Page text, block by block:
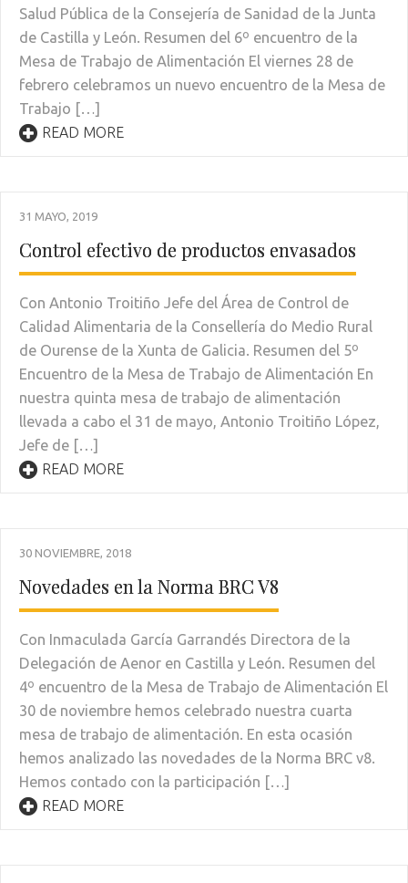
Salud Pública de la Consejería de Sanidad de la Junta
de Castilla y León. Resumen del 6º encuentro de la
Mesa de Trabajo de Alimentación El viernes 28 de
febrero celebramos un nuevo encuentro de la Mesa de
Trabajo […]
READ MORE
31 MAYO, 2019
Control efectivo de productos envasados
Con Antonio Troitiño Jefe del Área de Control de
Calidad Alimentaria de la Consellería do Medio Rural
de Ourense de la Xunta de Galicia. Resumen del 5º
Encuentro de la Mesa de Trabajo de Alimentación En
nuestra quinta mesa de trabajo de alimentación
llevada a cabo el 31 de mayo, Antonio Troitiño López,
Jefe de […]
READ MORE
30 NOVIEMBRE, 2018
Novedades en la Norma BRC V8
Con Inmaculada García Garrandés Directora de la
Delegación de Aenor en Castilla y León. Resumen del
4º encuentro de la Mesa de Trabajo de Alimentación El
30 de noviembre hemos celebrado nuestra cuarta
mesa de trabajo de alimentación. En esta ocasión
hemos analizado las novedades de la Norma BRC v8.
Hemos contado con la participación […]
READ MORE